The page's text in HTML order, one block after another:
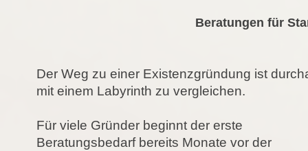
Beratungen für
Der Weg zu einer Existenzgründung ist
mit einem Labyrinth zu vergleichen.
Für viele Gründer beginnt der erste
Beratungsbedarf bereits Monate vor der